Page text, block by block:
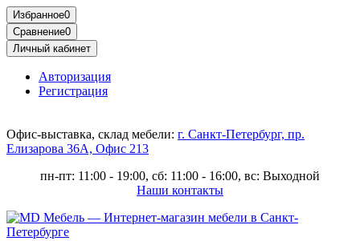
Избранное0
Сравнение0
Личный кабинет
Авторизация
Регистрация
Офис-выставка, склад мебели: г. Санкт-Петербург, пр.
Елизарова 36А, Офис 213
пн-пт: 11:00 - 19:00, сб: 11:00 - 16:00, вс: Выходной
Наши контакты